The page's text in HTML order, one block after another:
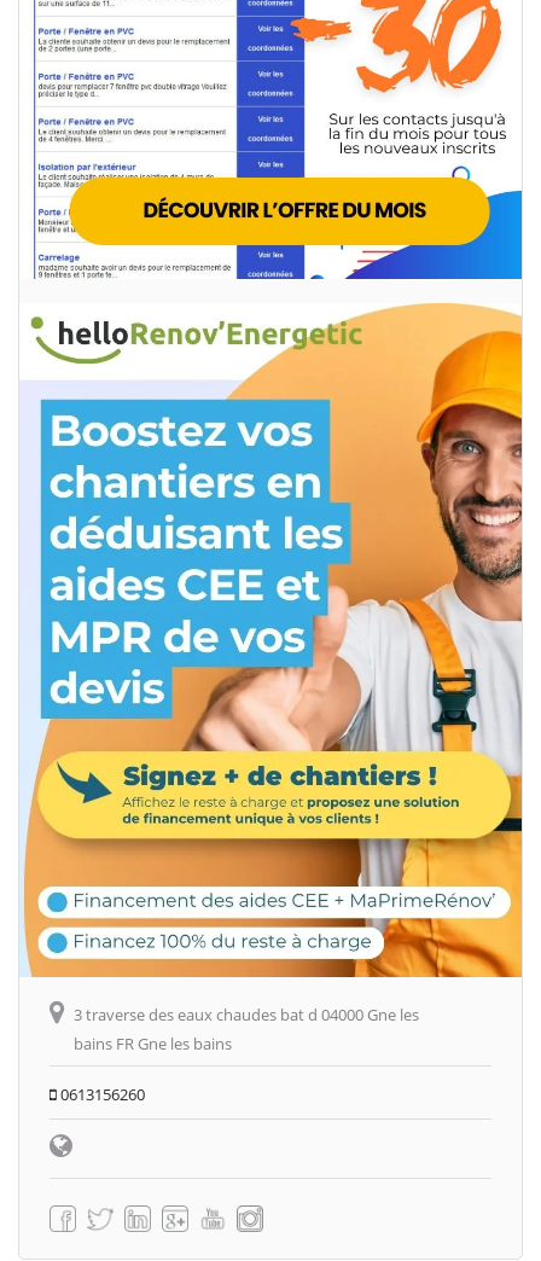
3 traverse des eaux chaudes bat d 04000 Gne les
bains FR Gne les bains
0613156260